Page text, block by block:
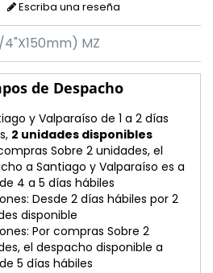
Escriba una reseña
4"X150mm) MZ
de Despacho
y Valparaíso de 1 a 2 días
2 unidades disponibles
Sobre 2 unidades, el
a Santiago y Valparaíso es a
4 a 5 días hábiles
Desde 2 días hábiles por 2
disponible
Por compras Sobre 2
el despacho disponible a
5 días hábiles